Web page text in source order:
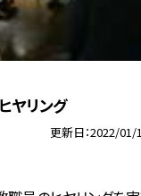
ヤリング
更新日 2022/01/